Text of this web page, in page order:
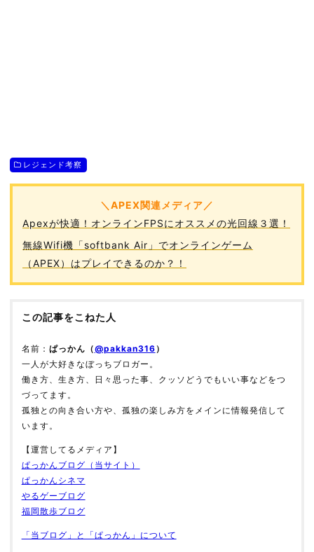
レジェンド考察
＼APEX関連メディア／
Apexが快適！オンラインFPSにオススメの光回線３選！
無線Wifi機「softbank Air」でオンラインゲーム
（APEX）はプレイできるのか？！
この記事をこねた人
名前： ぱっかん（@pakkan316 ）
一人が大好きなぼっちブロガー。
働き方、生き方、日々思った事、クッソどうでもいい事などをつ
づってます。
孤独との向き合い方や、孤独の楽しみ方をメインに情報発信して
います。
【運営してるメディア】
ぱっかんブログ（当サイト）
ぱっかんシネマ
やるゲーブログ
福岡散歩ブログ
「当ブログ」と「ぱっかん」について